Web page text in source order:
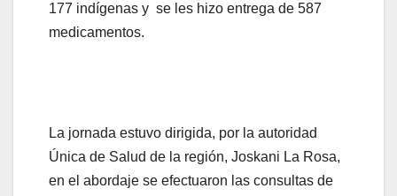
177 indígenas y se les hizo entrega de 587
medicamentos.
La jornada estuvo dirigida, por la autoridad
Única de Salud de la región, Joskani La Rosa,
en el abordaje se efectuaron las consultas de